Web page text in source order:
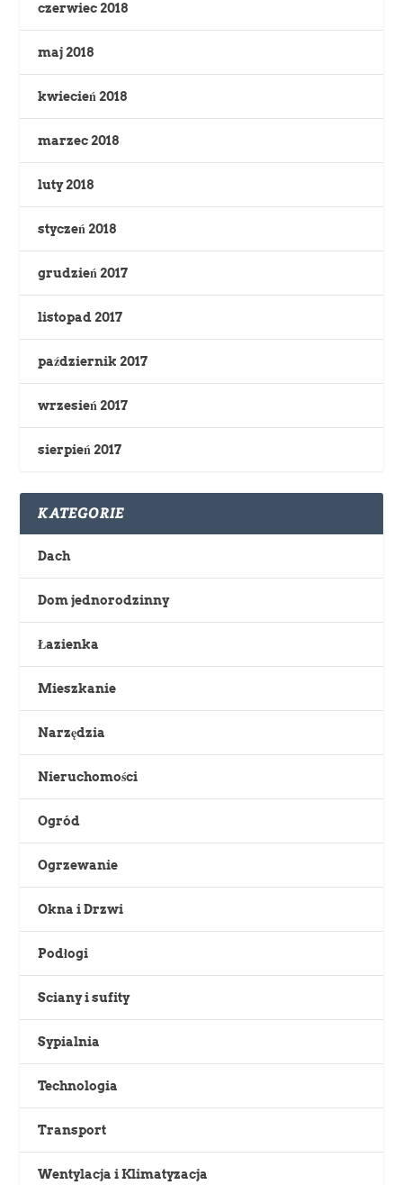
czerwiec 2018
maj 2018
kwiecień 2018
marzec 2018
luty 2018
styczeń 2018
grudzień 2017
listopad 2017
październik 2017
wrzesień 2017
sierpień 2017
KATEGORIE
Dach
Dom jednorodzinny
Łazienka
Mieszkanie
Narzędzia
Nieruchomości
Ogród
Ogrzewanie
Okna i Drzwi
Podłogi
Sciany i sufity
Sypialnia
Technologia
Transport
Wentylacja i Klimatyzacja